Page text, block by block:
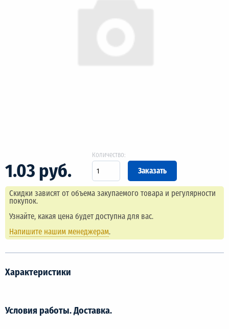
1.03 руб.
Количество:
Скидки зависят от объема закупаемого товара и регулярности
покупок.
Узнайте, какая цена будет доступна для вас.
Напишите нашим менеджерам.
Характеристики
Условия работы. Доставка.